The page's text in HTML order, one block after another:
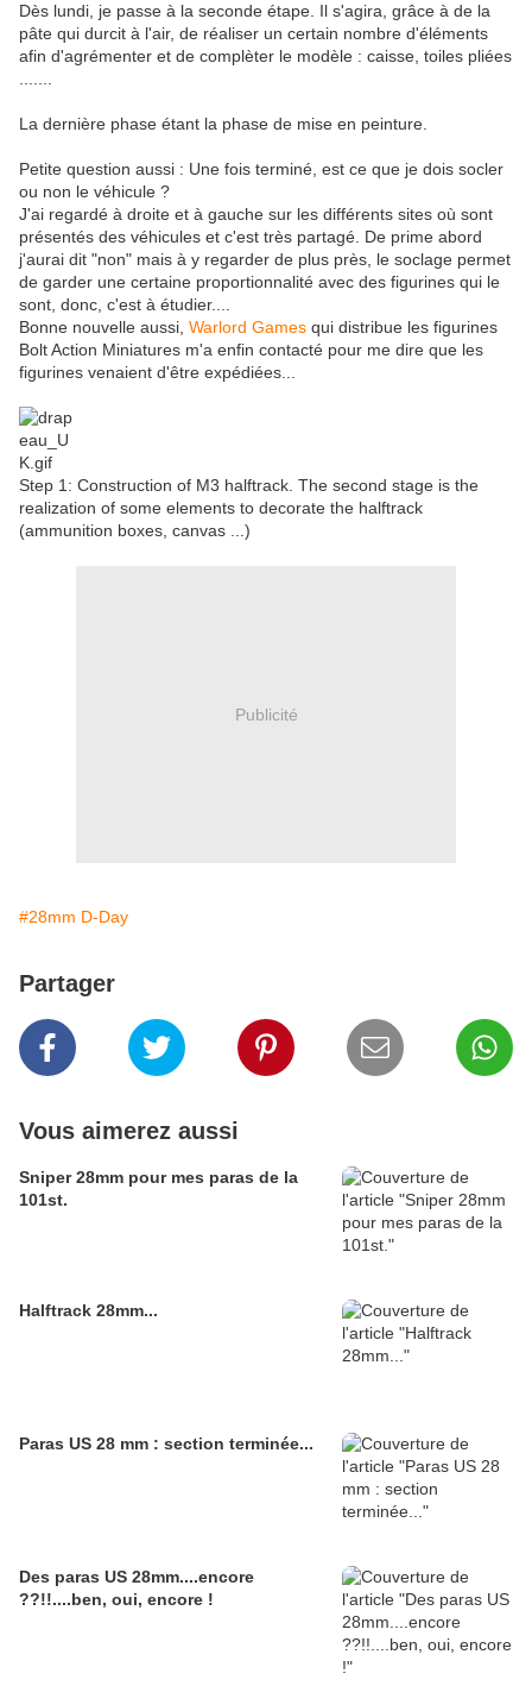
Dès lundi, je passe à la seconde étape. Il s'agira, grâce à de la
pâte qui durcit à l'air, de réaliser un certain nombre d'éléments
afin d'agrémenter et de complèter le modèle : caisse, toiles pliées
La dernière phase étant la phase de mise en peinture.
Petite question aussi : Une fois terminé, est ce que je dois socler
ou non le véhicule ?
J'ai regardé à droite et à gauche sur les différents sites où sont
présentés des véhicules et c'est très partagé. De prime abord
j'aurai dit "non" mais à y regarder de plus près, le soclage permet
de garder une certaine proportionnalité avec des figurines qui le
sont, donc, c'est à étudier....
Bonne nouvelle aussi, Warlord Games qui distribue les figurines
Bolt Action Miniatures m'a enfin contacté pour me dire que les
figurines venaient d'être expédiées...
Step 1: Construction of M3 halftrack. The second stage is the
realization of some elements to decorate the halftrack
(ammunition boxes, canvas ...)
Publicité
#28mm D-Day
Partager
Vous aimerez aussi
Sniper 28mm pour mes paras de la
101st.
Halftrack 28mm...
Paras US 28 mm : section terminée...
Des paras US 28mm....encore
??!!....ben, oui, encore !